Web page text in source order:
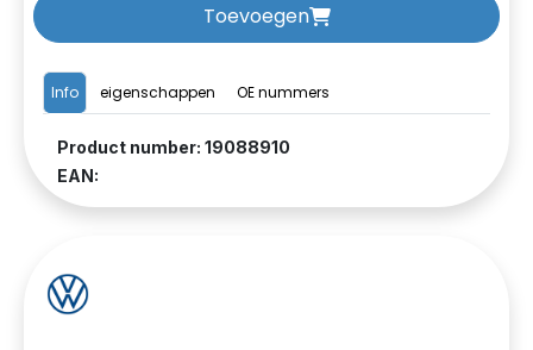
Info eigenschappen OE nummers
Product number: 19088910
EAN:
Toevoegen